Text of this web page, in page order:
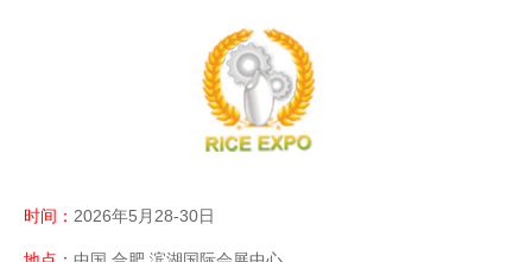
时间： 2026年5月28-30日